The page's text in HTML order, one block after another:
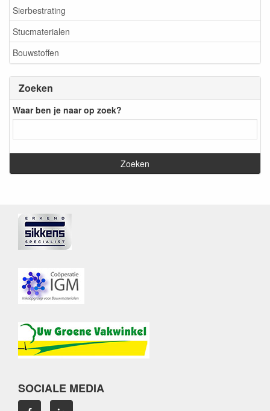
Sierbestrating
Stucmaterialen
Bouwstoffen
Zoeken
Waar ben je naar op zoek?
SOCIALE MEDIA